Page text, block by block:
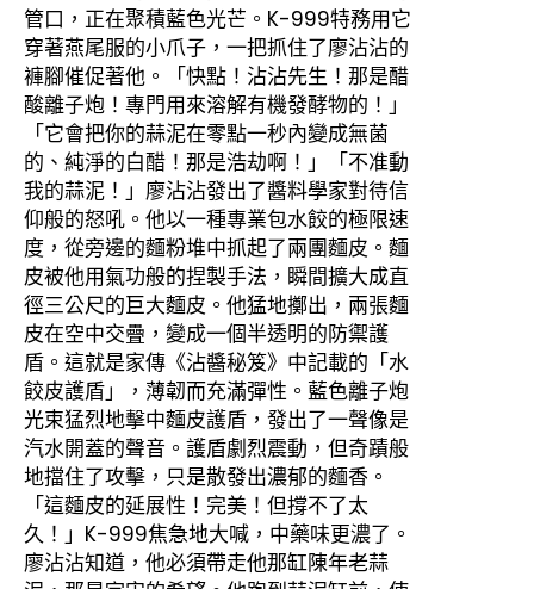
管口，正在聚積藍色光芒。K-999特務用它
穿著燕尾服的小爪子，一把抓住了廖沾沾的
褲腳催促著他。「快點！沾沾先生！那是醋
酸離子炮！專門用來溶解有機發酵物的！」
「它會把你的蒜泥在零點一秒內變成無菌
的、純淨的白醋！那是浩劫啊！」「不准動
我的蒜泥！」廖沾沾發出了醬料學家對待信
仰般的怒吼。他以一種專業包水餃的極限速
度，從旁邊的麵粉堆中抓起了兩團麵皮。麵
皮被他用氣功般的捏製手法，瞬間擴大成直
徑三公尺的巨大麵皮。他猛地擲出，兩張麵
皮在空中交疊，變成一個半透明的防禦護
盾。這就是家傳《沾醬秘笈》中記載的「水
餃皮護盾」，薄韌而充滿彈性。藍色離子炮
光束猛烈地擊中麵皮護盾，發出了一聲像是
汽水開蓋的聲音。護盾劇烈震動，但奇蹟般
地擋住了攻擊，只是散發出濃郁的麵香。
「這麵皮的延展性！完美！但撐不了太
久！」K-999焦急地大喊，中藥味更濃了。
廖沾沾知道，他必須帶走他那缸陳年老蒜